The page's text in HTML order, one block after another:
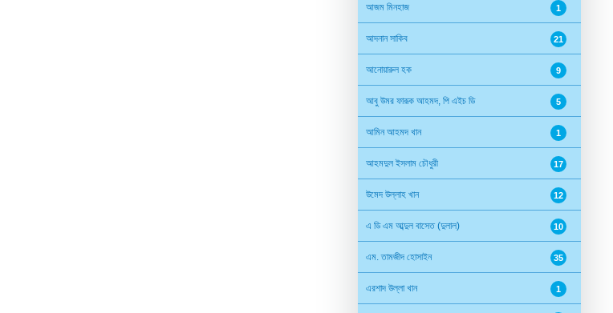
আজম মিনহাজ 1
আদনান সাকিব 21
আনোয়ারুল হক 9
আবু উমর ফারূক আহমদ, পি এইচ ডি 5
আমিন আহমদ খান 1
আহমদুল ইসলাম চৌধুরী 17
উমেদ উল্লাহ খান 12
এ ডি এম আব্দুল বাসেত (দুলাল) 10
এম. তামজীদ হোসাইন 35
এরশাদ উল্লা খান 1